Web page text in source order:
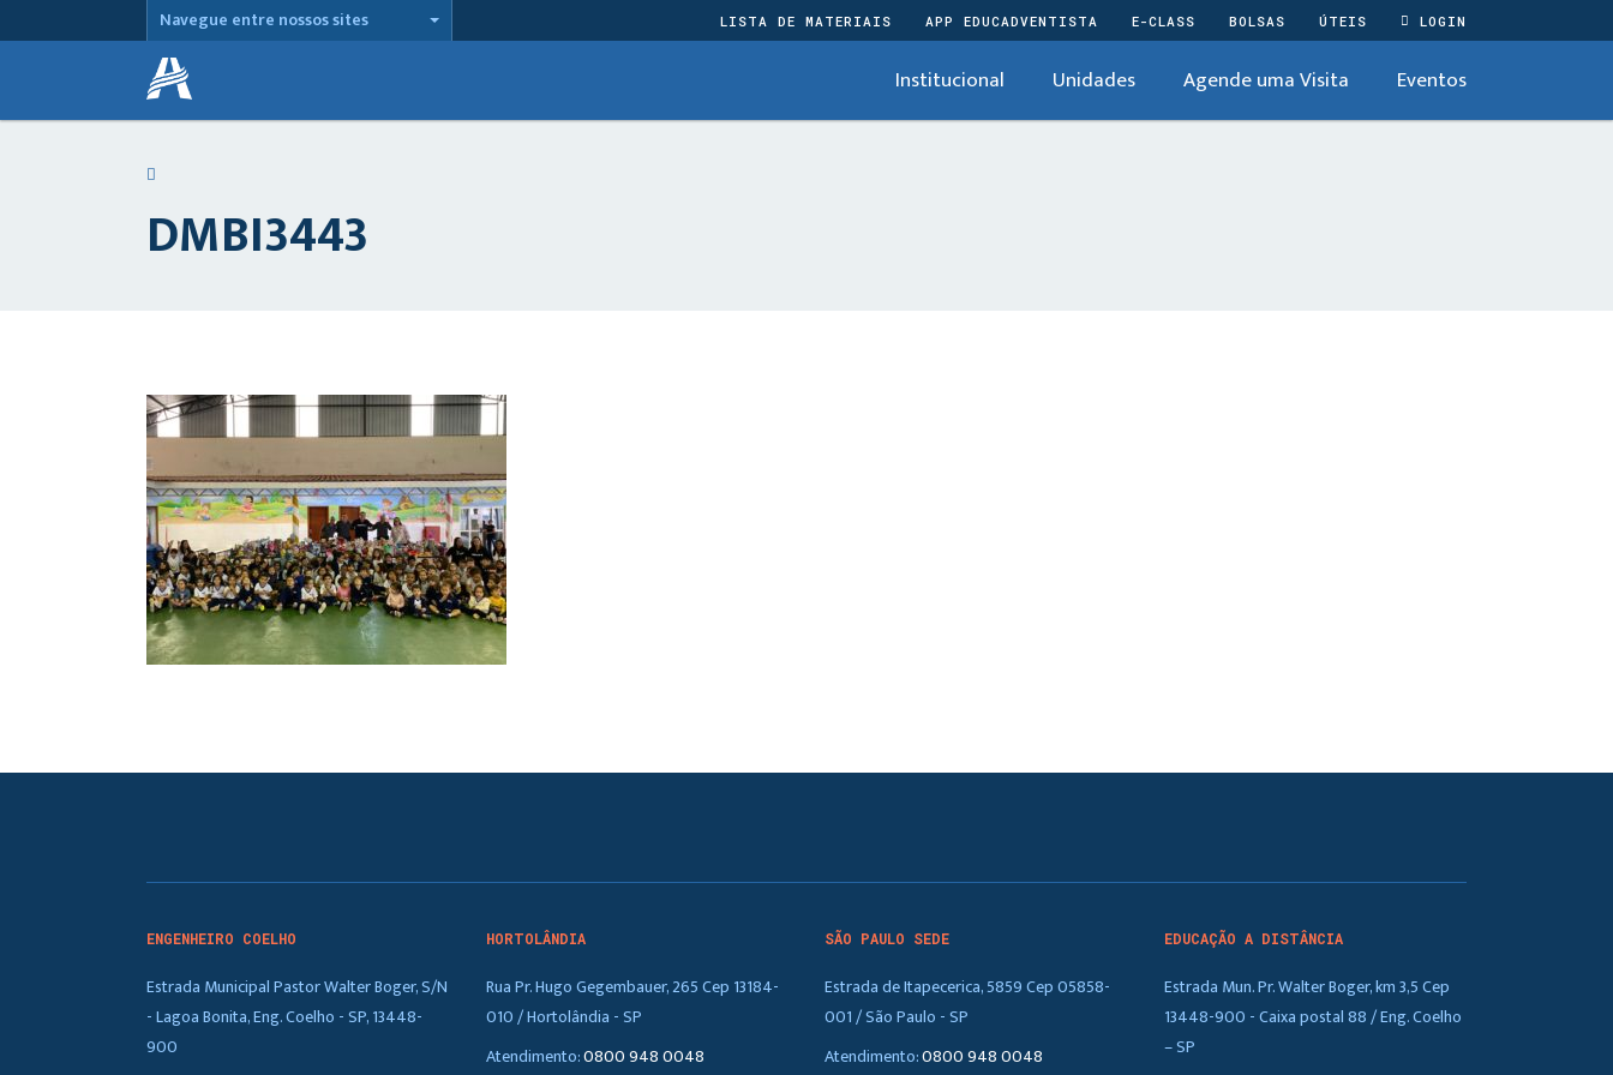
Navegue entre nossos sites LISTA DE MATERIAIS APP EDUCADVENTISTA E-CLASS BOLSAS ÚTEIS LOGIN
Institucional Unidades Agende uma Visita Eventos
DMBI3443
ENGENHEIRO COELHO
Estrada Municipal Pastor Walter Boger, S/N
- Lagoa Bonita, Eng. Coelho - SP, 13448-
900
HORTOLÂNDIA
Rua Pr. Hugo Gegembauer, 265 Cep 13184-
010 / Hortolândia - SP
Atendimento:0800 948 0048
SÃO PAULO SEDE
Estrada de Itapecerica, 5859 Cep 05858-
001 / São Paulo - SP
Atendimento:0800 948 0048
EDUCAÇÃO A DISTÂNCIA
Estrada Mun. Pr. Walter Boger, km 3,5 Cep
13448-900 - Caixa postal 88 / Eng. Coelho
– SP